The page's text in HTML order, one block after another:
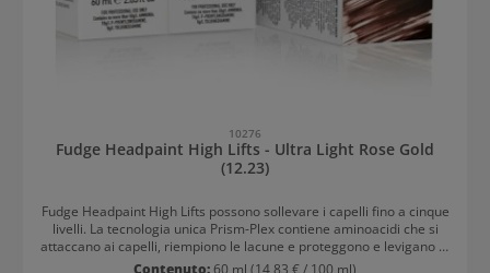
10276
Fudge Headpaint High Lifts - Ultra Light Rose Gold
(12.23)
Fudge Headpaint High Lifts possono sollevare i capelli fino a cinque
livelli. La tecnologia unica Prism-Plex contiene aminoacidi che si
attaccano ai capelli, riempiono le lacune e proteggono e levigano la
struttura dei capelli. Si ottiene un colore uniforme che riflette la
Contenuto: 60 ml (14,83 € / 100 ml)